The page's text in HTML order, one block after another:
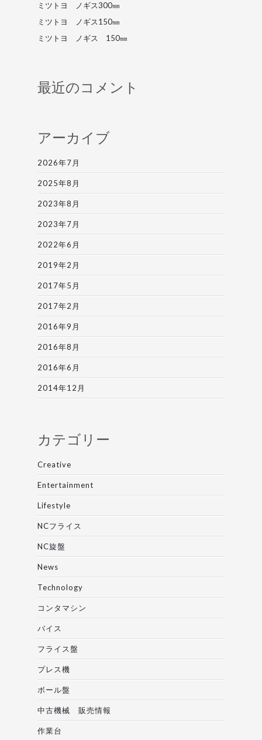
ミツトヨ ノギス300㎜
ミツトヨ ノギス150㎜
ミツトヨ ノギス 150㎜
最近のコメント
アーカイブ
2026年7月
2025年8月
2023年8月
2023年7月
2022年6月
2019年2月
2017年5月
2017年2月
2016年9月
2016年8月
2016年6月
2014年12月
カテゴリー
Creative
Entertainment
Lifestyle
NCフライス
NC旋盤
News
Technology
コンタマシン
バイス
フライス盤
プレス機
ボール盤
中古機械 販売情報
作業台